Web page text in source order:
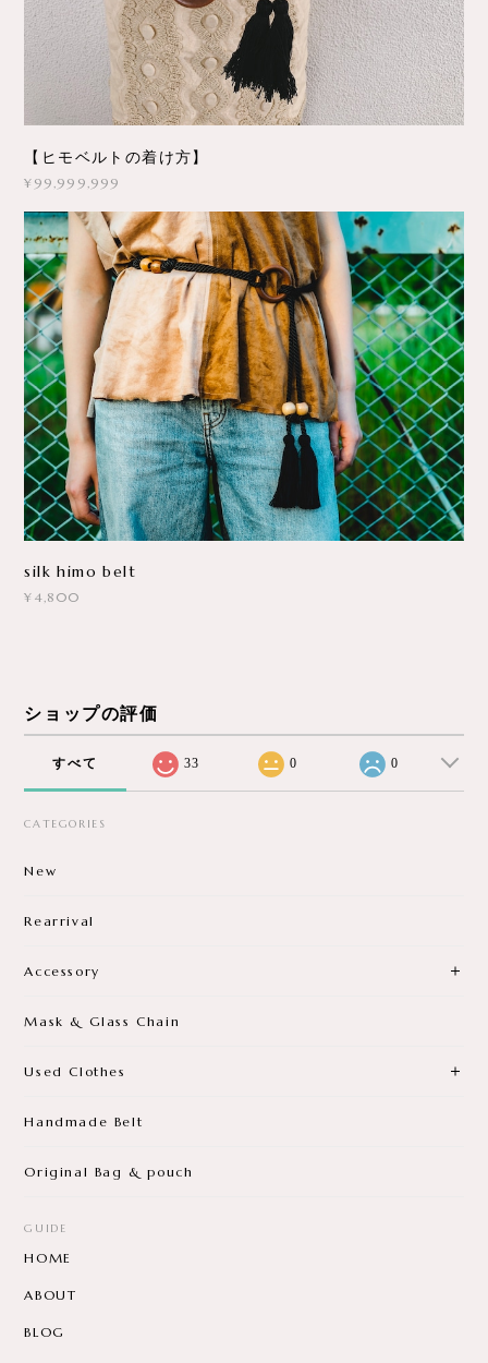
【ヒモベルトの着け方】
¥99,999,999
silk himo belt
¥4,800
ショップの評価
すべて 33 0 0
CATEGORIES
New
Rearrival
Accessory
Mask & Glass Chain
Used Clothes
Handmade Belt
Original Bag & pouch
GUIDE
HOME
ABOUT
BLOG